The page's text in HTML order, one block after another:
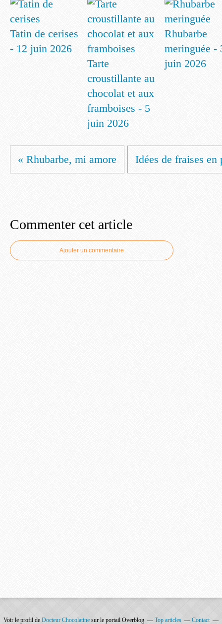
Tatin de cerises
- 12 juin 2026
Tarte
croustillante au
chocolat et aux
framboises - 5
juin 2026
Rhubarbe
meringuée -
juin 2026
« Rhubarbe, mi amore Idées de fraises en
Commenter cet article
Ajouter un commentaire
Voir le profil de Docteur Chocolatine sur le portail Overblog Top articles Contact